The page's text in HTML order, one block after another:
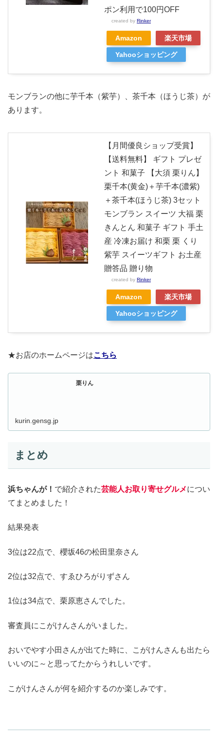
ポン利用で100円OFF
created by Rinker
Amazon 楽天市場
Yahooショッピング
モンブランの他に芋千本（紫芋）、茶千本（ほうじ茶）が
あります。
【月間優良ショップ受賞】
【送料無料】 ギフト プレゼ
ント 和菓子 【大須 栗りん】
栗千本(黄金)＋芋千本(濃紫)
＋茶千本(ほうじ茶) 3セット
モンブラン スイーツ 大福 栗
きんとん 和菓子 ギフト 手土
産 冷凍お届け 和栗 栗 くり
紫芋 スイーツギフト お土産
贈答品 贈り物
created by Rinker
Amazon 楽天市場
Yahooショッピング
★お店のホームページはこちら
栗りん
kurin.gensg.jp
まとめ
浜ちゃんが！ で紹介された芸能人お取り寄せグルメについ
てまとめました！
結果発表
3位は22点で、櫻坂46の松田里奈さん
2位は32点で、すゑひろがりずさん
1位は34点で、栗原恵さんでした。
審査員にこがけんさんがいました。
おいでやす小田さんが出てた時に、こがけんさんも出たら
いいのに～と思ってたからうれしいです。
こがけんさんが何を紹介するのか楽しみです。